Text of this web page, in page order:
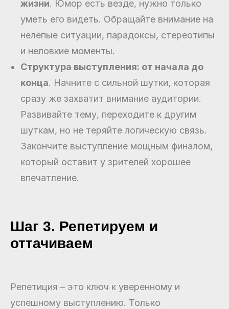
жизни. Юмор есть везде, нужно только
уметь его видеть. Обращайте внимание на
нелепые ситуации, парадоксы, стереотипы
и неловкие моменты.
Структура выступления: от начала до
конца. Начните с сильной шутки, которая
сразу же захватит внимание аудитории.
Развивайте тему, переходите к другим
шуткам, но не теряйте логическую связь.
Закончите выступление мощным финалом,
который оставит у зрителей хорошее
впечатление.
Шаг 3. Репетируем и
оттачиваем
Репетиция – это ключ к уверенному и
успешному выступлению. Только